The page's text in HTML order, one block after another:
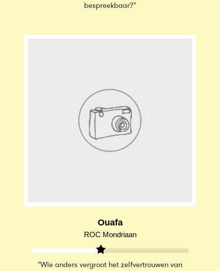
bespreekbaar?"
Ouafa
ROC Mondriaan
"Wie anders vergroot het zelfvertrouwen van